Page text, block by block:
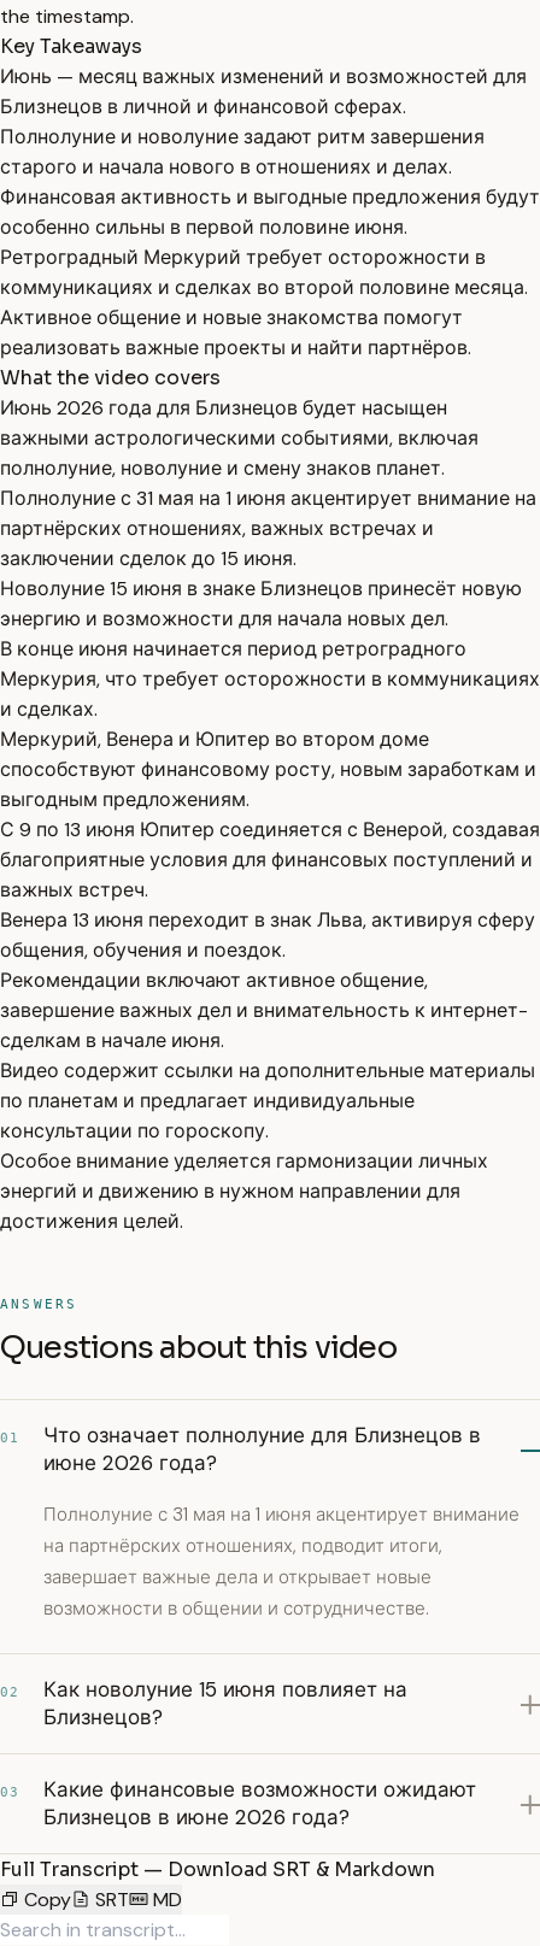
the timestamp.
Key Takeaways
Июнь — месяц важных изменений и возможностей для
Близнецов в личной и финансовой сферах.
Полнолуние и новолуние задают ритм завершения
старого и начала нового в отношениях и делах.
Финансовая активность и выгодные предложения будут
особенно сильны в первой половине июня.
Ретроградный Меркурий требует осторожности в
коммуникациях и сделках во второй половине месяца.
Активное общение и новые знакомства помогут
реализовать важные проекты и найти партнёров.
What the video covers
Июнь 2026 года для Близнецов будет насыщен
важными астрологическими событиями, включая
полнолуние, новолуние и смену знаков планет.
Полнолуние с 31 мая на 1 июня акцентирует внимание на
партнёрских отношениях, важных встречах и
заключении сделок до 15 июня.
Новолуние 15 июня в знаке Близнецов принесёт новую
энергию и возможности для начала новых дел.
В конце июня начинается период ретроградного
Меркурия, что требует осторожности в коммуникациях
и сделках.
Меркурий, Венера и Юпитер во втором доме
способствуют финансовому росту, новым заработкам и
выгодным предложениям.
С 9 по 13 июня Юпитер соединяется с Венерой, создавая
благоприятные условия для финансовых поступлений и
важных встреч.
Венера 13 июня переходит в знак Льва, активируя сферу
общения, обучения и поездок.
Рекомендации включают активное общение,
завершение важных дел и внимательность к интернет-
сделкам в начале июня.
Видео содержит ссылки на дополнительные материалы
по планетам и предлагает индивидуальные
консультации по гороскопу.
Особое внимание уделяется гармонизации личных
энергий и движению в нужном направлении для
достижения целей.
ANSWERS
Questions about this video
01
Что означает полнолуние для Близнецов в
июне 2026 года?
Полнолуние с 31 мая на 1 июня акцентирует внимание
на партнёрских отношениях, подводит итоги,
завершает важные дела и открывает новые
возможности в общении и сотрудничестве.
02
Как новолуние 15 июня повлияет на
Близнецов?
03
Какие финансовые возможности ожидают
Близнецов в июне 2026 года?
Full Transcript — Download SRT & Markdown
Copy
SRT MD